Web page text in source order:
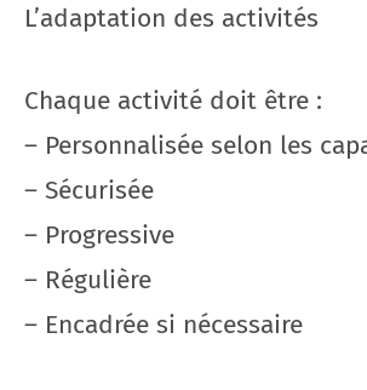
L’adaptation des activités
Chaque activité doit être :
– Personnalisée selon les
– Sécurisée
– Progressive
– Régulière
– Encadrée si nécessaire